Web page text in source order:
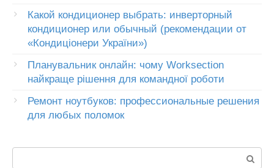
Какой кондиционер выбрать: инверторный
кондиционер или обычный (рекомендации от
«Кондиціонери України»)
Планувальник онлайн: чому Worksection
найкраще рішення для командної роботи
Ремонт ноутбуков: профессиональные решения
для любых поломок